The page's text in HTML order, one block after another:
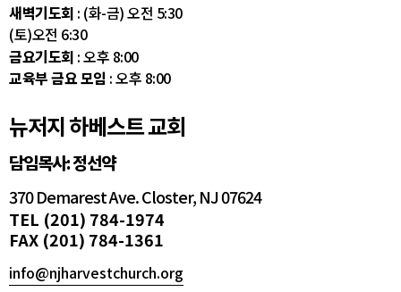
새벽기도회 : (화-금) 오전 5:30
(토)오전 6:30
금요기도회 : 오후 8:00
교육부 금요 모임 : 오후 8:00
뉴저지 하베스트 교회
담임목사: 정선약
370 Demarest Ave. Closter, NJ 07624
TEL (201) 784-1974
FAX (201) 784-1361
info@njharvestchurch.org